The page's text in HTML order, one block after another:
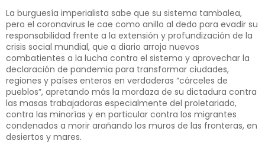
La burguesía imperialista sabe que su sistema tambalea,
pero el coronavirus le cae como anillo al dedo para evadir su
responsabilidad frente a la extensión y profundización de la
crisis social mundial, que a diario arroja nuevos
combatientes a la lucha contra el sistema y aprovechar la
declaración de pandemia para transformar ciudades,
regiones y países enteros en verdaderas “cárceles de
pueblos”, apretando más la mordaza de su dictadura contra
las masas trabajadoras especialmente del proletariado,
contra las minorías y en particular contra los migrantes
condenados a morir arañando los muros de las fronteras, en
desiertos y mares.